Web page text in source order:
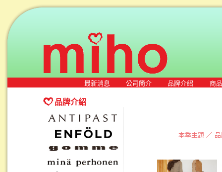
最新消息 公司簡介 品牌介紹 商
品牌介紹
本季主題／